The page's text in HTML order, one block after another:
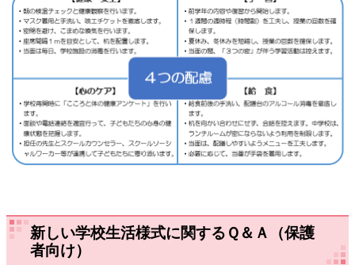
新しい学校生活様式に関するＱ＆Ａ（保護
者向け）